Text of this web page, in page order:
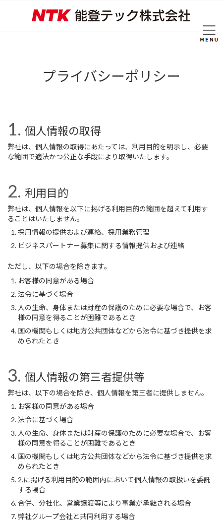
プライバシーポリシー
個人情報の取得
弊社は、個人情報の取得にあたっては、利用目的を明示し、必要
な範囲で適法かつ公正な手段により取得いたします。
利用目的
弊社は、個人情報を以下に掲げる利用目的の範囲を超えて利用す
ることはいたしません。
採用情報の提供および連絡、採用業務管理
ビジネスパートナー募集に関する情報提供および連絡
ただし、以下の場合を除きます。
お客様の同意がある場合
法令に基づく場合
人の生命、身体または財産の保護のために必要な場合で、お客
様の同意を得ることが困難であるとき
国の機関もしくは地方公共団体などから法令に基づき提供を求
められたとき
個人情報の第三者提供等
弊社は、以下の場合を除き、個人情報を第三者に提供しません。
お客様の同意がある場合
法令に基づく場合
人の生命、身体または財産の保護のために必要な場合で、お客
様の同意を得ることが困難であるとき
国の機関もしくは地方公共団体などから法令に基づき提供を求
められたとき
2.に掲げる利用目的の範囲内において個人情報の取扱いを委託
する場合
合併、分社化、営業譲渡等により事業が承継される場合
弊社グループ会社と共同利用する場合